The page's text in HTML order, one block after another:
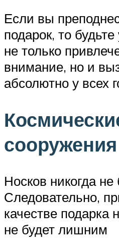
Если вы
подарок, то
не только
внимание, но и
абсолютно у всех
Носков никогда
Следовательно,
качестве подарка
не будет лишним